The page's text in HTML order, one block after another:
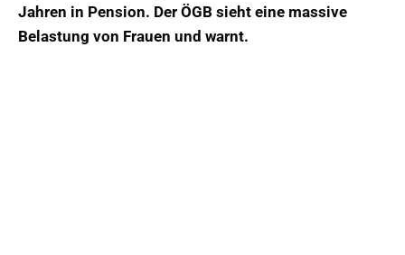
Jahren in Pension. Der ÖGB sieht eine massive
Belastung von Frauen und warnt.